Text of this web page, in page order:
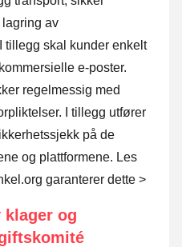
av
tillegg skal kunder enkelt
e-poster.
regelmessig med
I tillegg utfører
på de
og plattformene. Les
garanterer dette >
klager og